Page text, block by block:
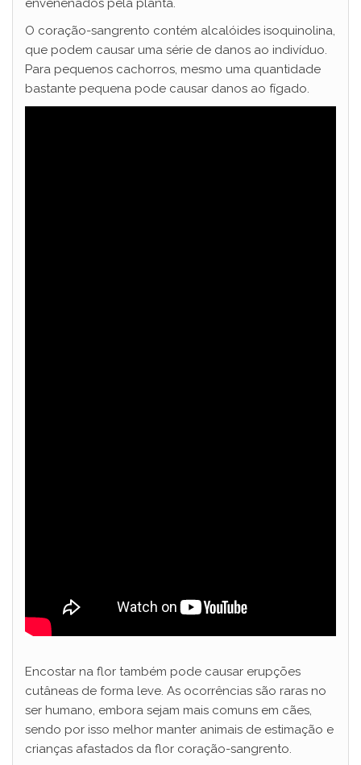
envenenados pela planta.
O coração-sangrento contém alcalóides isoquinolina,
que podem causar uma série de danos ao indivíduo.
Para pequenos cachorros, mesmo uma quantidade
bastante pequena pode causar danos ao fígado.
Encostar na flor também pode causar erupções
cutâneas de forma leve. As ocorrências são raras no
ser humano, embora sejam mais comuns em cães,
sendo por isso melhor manter animais de estimação e
crianças afastados da flor coração-sangrento.